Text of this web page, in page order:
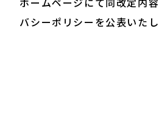
バシーポリシーを公表いたし